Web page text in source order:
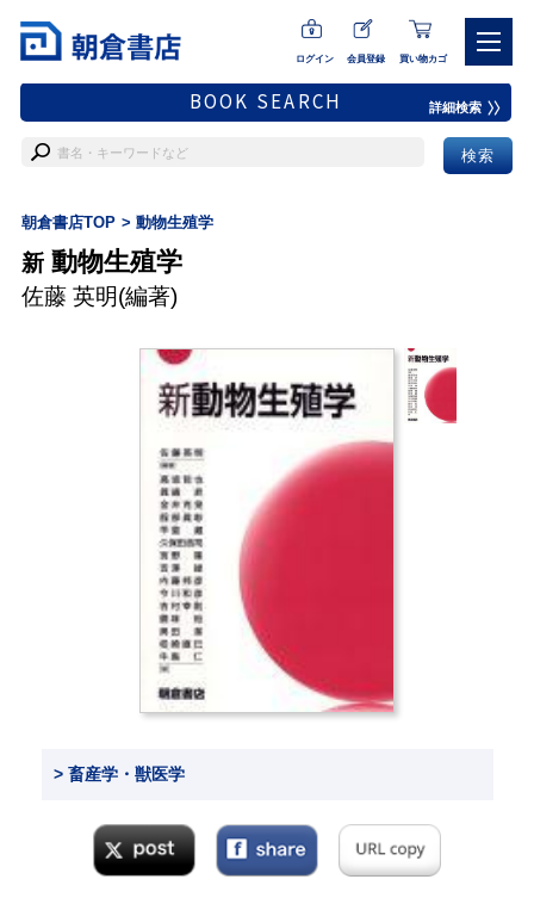
ログイン 会員登録 買い物カゴ
BOOK SEARCH 詳細検索
朝倉書店TOP 動物生殖学
新動物生殖学
佐藤 英明(編著)
> 畜産学・獣医学